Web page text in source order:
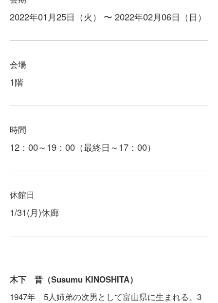
2022年01月25日（火） 〜 2022年02月06日（日）
会場
1階
時間
12：00～19：00（最終日～17：00）
休館日
1/31(月)休廊
木下 晋（Susumu KINOSHITA）
1947年 5人姉弟の次男として富山県に生まれる。3